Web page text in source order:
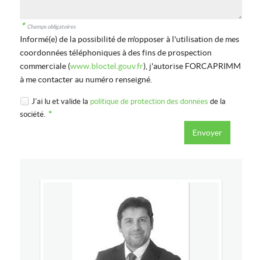
* Champs obligatoires
Informé(e) de la possibilité de m'opposer à l'utilisation de mes
coordonnées téléphoniques à des fins de prospection
commerciale (www.bloctel.gouv.fr), j'autorise FORCAPRIMM
à me contacter au numéro renseigné.
J'ai lu et valide la politique de protection des données de la
société. *